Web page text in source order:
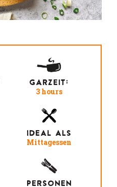
GARZEIT:
3 hours
IDEAL ALS
Mittagessen
PERSONEN